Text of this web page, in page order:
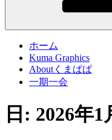
ホーム
Kuma Graphics
Aboutくまぱぱ
一期一会
日: 2026年1